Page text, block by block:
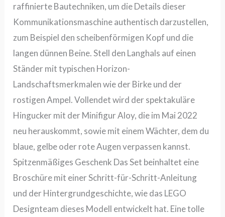
raffinierte Bautechniken, um die Details dieser
Kommunikationsmaschine authentisch darzustellen,
zum Beispiel den scheibenförmigen Kopf und die
langen dünnen Beine. Stell den Langhals auf einen
Ständer mit typischen Horizon-
Landschaftsmerkmalen wie der Birke und der
rostigen Ampel. Vollendet wird der spektakuläre
Hingucker mit der Minifigur Aloy, die im Mai 2022
neu herauskommt, sowie mit einem Wächter, dem du
blaue, gelbe oder rote Augen verpassen kannst.
Spitzenmäßiges Geschenk Das Set beinhaltet eine
Broschüre mit einer Schritt-für-Schritt-Anleitung
und der Hintergrundgeschichte, wie das LEGO
Designteam dieses Modell entwickelt hat. Eine tolle